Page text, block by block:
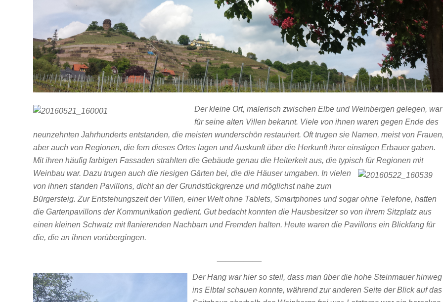
Der kleine Ort, malerisch zwischen Elbe und Weinbergen gelegen, war
für seine alten Villen bekannt. Viele von ihnen waren gegen Ende des
neunzehnten Jahrhunderts entstanden, die meisten wunderschön restauriert. Oft trugen sie Namen, meist von
aber auch von Regionen, die fern dieses Ortes lagen und Auskunft über die Herkunft ihrer einstigen Erbauer gaben.
Mit ihren häufig farbigen Fassaden strahlten die Gebäude genau die Heiterkeit aus, die typisch für Regionen mit
Weinbau war. Dazu trugen auch die riesigen Gärten bei, die die Häuser umgaben. In vielen
von ihnen standen Pavillons, dicht an der Grundstückgrenze und möglichst nahe zum
Bürgersteig. Zur Entstehungszeit der Villen, einer Welt ohne Tablets, Smartphones und sogar ohne Telefone, hatten
die Gartenpavillons der Kommunikation gedient. Gut bedacht konnten die Hausbesitzer so von ihrem Sitzplatz aus
einen kleinen Schwatz mit flanierenden Nachbarn und Fremden halten. Heute waren die Pavillons ein Blickfang für
die, die an ihnen vorübergingen.
Der Hang war hier so steil, dass man über die hohe Steinmauer hinweg
ins Elbtal schauen konnte, während zur anderen Seite der Blick auf das